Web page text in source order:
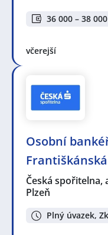
36 000 – 38
včerejší
Osobní
Františkánská
Česká spořitelna,
Plzeň
Plný úvazek,